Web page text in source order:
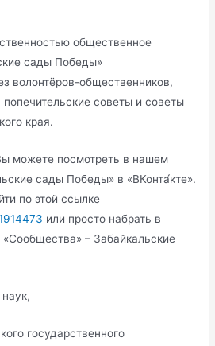
общественное
сады Победы»
волонтёров-общественников,
советы и советы
края.
можете посмотреть в нашем
сады Победы» в «ВКонта́кте».
по этой ссылке
или просто набрать в
«Сообщества» – Забайкальские
государственного